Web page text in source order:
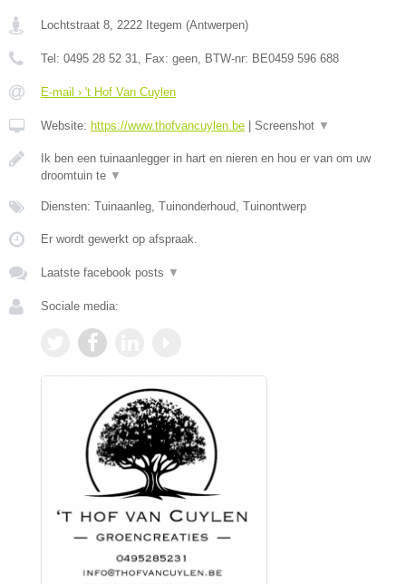
Lochtstraat 8, 2222 Itegem (Antwerpen)
Tel: 0495 28 52 31, Fax: geen, BTW-nr: BE0459 596 688
E-mail › 't Hof Van Cuylen
Website: https://www.thofvancuylen.be Screenshot ▼
Ik ben een tuinaanlegger in hart en nieren en hou er van om uw
droomtuin te ▼
Diensten: Tuinaanleg, Tuinonderhoud, Tuinontwerp
Er wordt gewerkt op afspraak.
Laatste facebook posts ▼
Sociale media: